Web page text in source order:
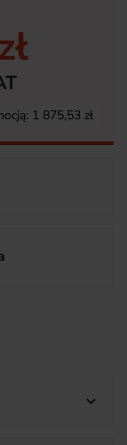
1 875,53 zł
